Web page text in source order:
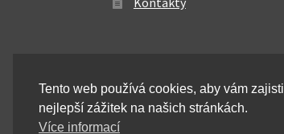
Tento web používá cookies, aby vám zajistil
nejlepší zážitek na našich stránkách.
Více informací